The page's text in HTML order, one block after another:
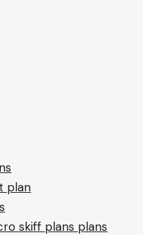
plan
skiff plans plans